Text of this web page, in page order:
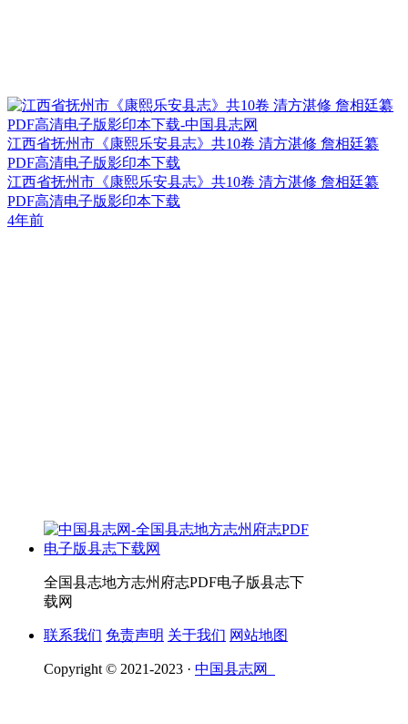
江西省抚州市《康熙乐安县志》共10卷 清方湛修 詹相廷纂
PDF高清电子版影印本下载
江西省抚州市《康熙乐安县志》共10卷 清方湛修 詹相廷纂
PDF高清电子版影印本下载
4年前
全国县志地方志州府志PDF电子版县志下
载网
联系我们 免责声明 关于我们 网站地图
Copyright © 2021-2023 · 中国县志网